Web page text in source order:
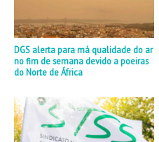
DGS alerta para má qualidade do ar
no fim de semana devido a poeiras
do Norte de África